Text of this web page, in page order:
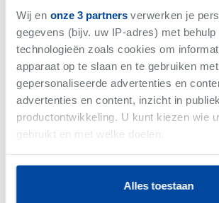
Wij en onze 3 partnersverwerken je
gegevens (bijv. uw IP-adres) met behulp
technologieën zoals cookies om
apparaat op te slaan en te gebruiken
gepersonaliseerde advertenties en
advertenties en content, inzicht in
productontwikkeling. U kunt kiezen wie
gebruikt en met welke doelen.
Als u het toestaat, willen we ook graag:
Informatie verzamelen over uw
Alles toestaan
-Woning
Vlaemynck